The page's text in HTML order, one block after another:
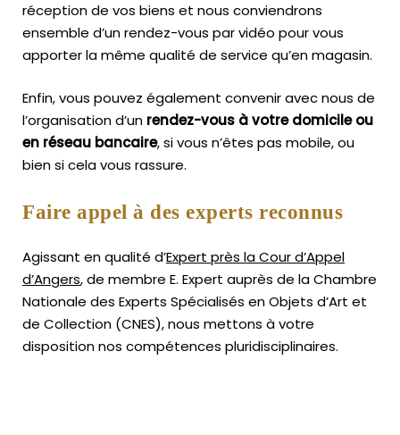
réception de vos biens et nous conviendrons
ensemble d’un rendez-vous par vidéo pour vous
apporter la même qualité de service qu’en magasin.
Enfin, vous pouvez également convenir avec nous de
l’organisation d’un rendez-vous à votre domicile ou
en réseau bancaire, si vous n’êtes pas mobile, ou
bien si cela vous rassure.
Faire appel à des experts reconnus
Agissant en qualité d’Expert près la Cour d’Appel
d’Angers, de membre E. Expert auprès de laChambre
Nationale des Experts Spécialisés en Objets d’Art et
de Collection (CNES),nous mettons à votre
disposition nos compétences pluridisciplinaires.